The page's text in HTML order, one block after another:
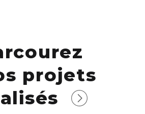
projets